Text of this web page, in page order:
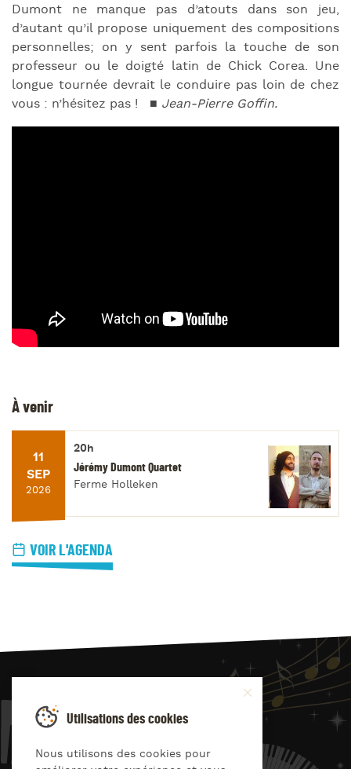
Dumont ne manque pas d’atouts dans son jeu,
d’autant qu’il propose uniquement des compositions
personnelles; on y sent parfois la touche de son
professeur ou le doigté latin de Chick Corea. Une
longue tournée devrait le conduire pas loin de chez
vous : n’hésitez pas ! ■ Jean-Pierre Goffin.
À venir
11
SEP
2026
20h
Jérémy Dumont Quartet
Ferme Holleken
VOIR L'AGENDA
JAZZ4
Utilisations des cookies
Nous utilisons des cookies pour